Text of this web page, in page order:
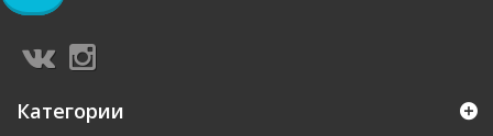
Категории